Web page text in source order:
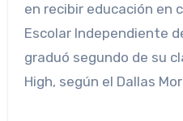
en recibir educación en
Escolar Independiente
graduó segundo de su
High, según el Dallas